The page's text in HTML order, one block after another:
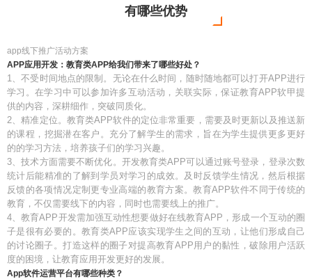
有哪些优势
app线下推广活动方案
APP应用开发：教育类APP给我们带来了哪些好处？
1、不受时间地点的限制。无论在什么时间，随时随地都可以打开APP进行
学习。在学习中可以参加许多互动活动，关联实际，保证教育APP软甲提
供的内容，深耕细作，突破同质化。
2、精准定位。教育类APP软件的定位非常重要，需要及时更新以及推送新
的课程，挖掘潜在客户。充分了解学生的需求，旨在为学生提供更多更好
的的学习方法，培养孩子们的学习兴趣。
3、技术方面需要不断优化。开发教育类APP可以通过账号登录，登录次数
统计后能精准的了解到学员对学习的成效。及时反馈学生情况，然后根据
反馈的各项情况定制更专业高端的教育方案。教育APP软件不同于传统的
教育，不仅需要线下的内容，同时也需要线上的推广。
4、教育APP开发需加强互动性想要做好在线教育APP，形成一个互动的圈
子是很有必要的。教育类APP应该实现学生之间的互动，让他们形成自己
的讨论圈子。打造这样的圈子对提高教育APP用户的黏性，破除用户活跃
度的困境，让教育应用开发更好的发展。
App软件运营平台有哪些种类？